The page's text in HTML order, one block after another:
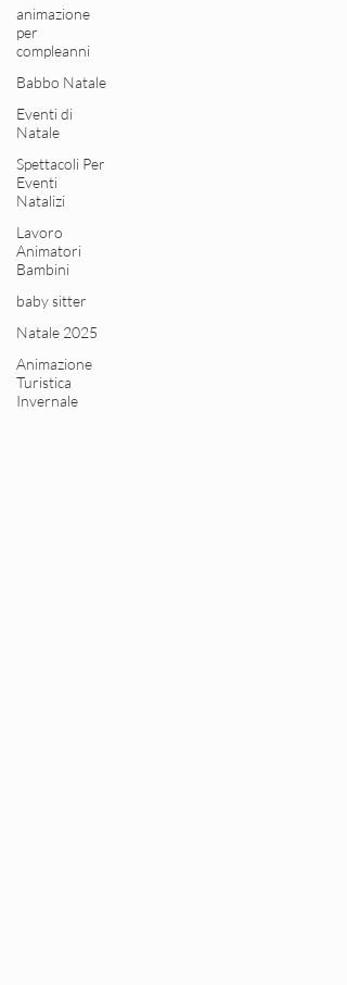
animazione
per
compleanni
Babbo Natale
Eventi di
Natale
Spettacoli Per
Eventi
Natalizi
Lavoro
Animatori
Bambini
baby sitter
Natale 2025
Animazione
Turistica
Invernale